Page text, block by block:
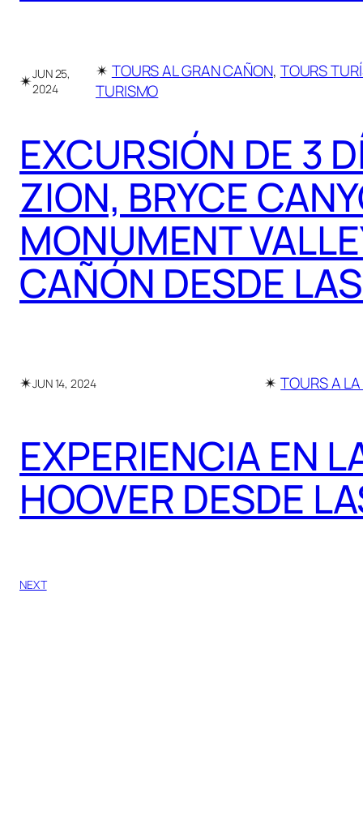
✴︎JUN 25,
2024
✴︎TOURS AL GRAN CAÑON, TOURS
TURISMO
EXCURSIÓN DE 3
ZION, BRYCE
MONUMENT
CAÑÓN DESDE
✴︎JUN 14, 2024 ✴︎TOURS A
EXPERIENCIA EN
HOOVER DESDE
NEXT